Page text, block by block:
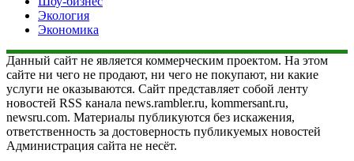
Экология
Экономика
Данный сайт не является коммерческим проектом. На этом
сайте ни чего не продают, ни чего не покупают, ни какие
услуги не оказываются. Сайт представляет собой ленту
новостей RSS канала news.rambler.ru, kommersant.ru,
newsru.com. Материалы публикуются без искажения,
ответственность за достоверность публикуемых новостей
Администрация сайта не несёт.